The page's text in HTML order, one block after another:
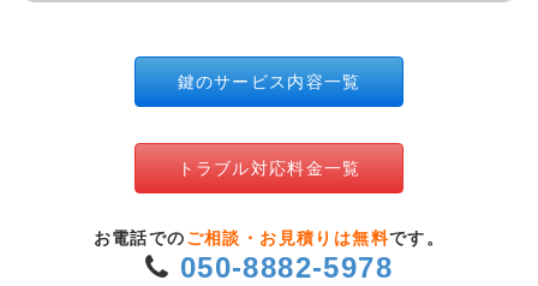
鍵のサービス内容一覧
トラブル対応料金一覧
お電話での ご相談・お見積りは無料です。
050-8882-5978